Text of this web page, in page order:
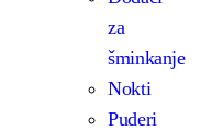
za
šminkanje
Nokti
Puderi